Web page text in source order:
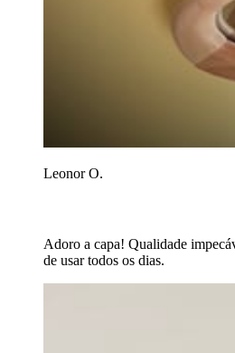
Leonor O.
Adoro a capa! Qualidade
de usar todos os dias.